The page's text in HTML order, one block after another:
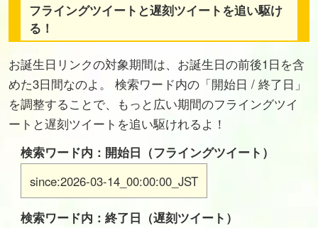
フライングツイートと遅刻ツイートを追い駆け
る！
お誕生日リンクの対象期間は、お誕生日の前後1日を含
めた3日間なのよ。 検索ワード内の「開始日 / 終了日」
を調整することで、もっと広い期間のフライングツイ
ートと遅刻ツイートを追い駆けれるよ！
検索ワード内：開始日（フライングツイート）
since:2026-03-14_00:00:00_JST
検索ワード内：終了日（遅刻ツイート）